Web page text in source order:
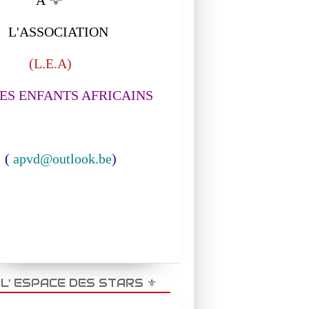
ENFANTS AFRICAINS
apvd@outlook.be)
ESPACE DES STARS ⚜️